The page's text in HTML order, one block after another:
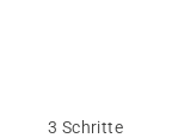
3 Schritte